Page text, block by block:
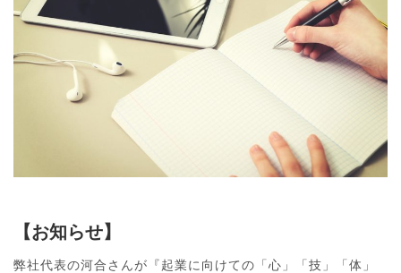
【お知らせ】
弊社代表の河合さんが『起業に向けての「心」「技」「体」